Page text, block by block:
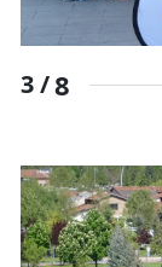
3 /8